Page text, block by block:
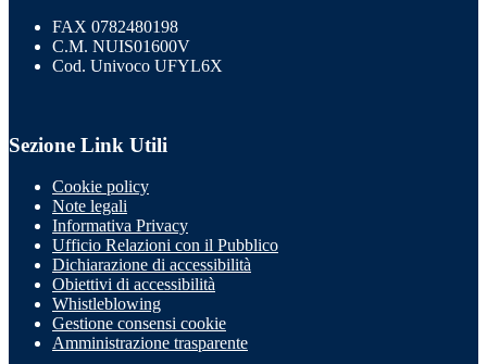
FAX 0782480198
C.M. NUIS01600V
Cod. Univoco UFYL6X
Sezione Link Utili
Cookie policy
Note legali
Informativa Privacy
Ufficio Relazioni con il Pubblico
Dichiarazione di accessibilità
Obiettivi di accessibilità
Whistleblowing
Gestione consensi cookie
Amministrazione trasparente